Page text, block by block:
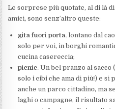
Le sorprese più quotate, al di là
amici, sono senz’altro queste:
gita fuori porta, lontano dal
solo per voi, in borghi
cucina casereccia;
picnic. Un bel pranzo al
solo i cibi che ama di più!) e si
anche un parco cittadino, ma
laghi o campagne, il risultato